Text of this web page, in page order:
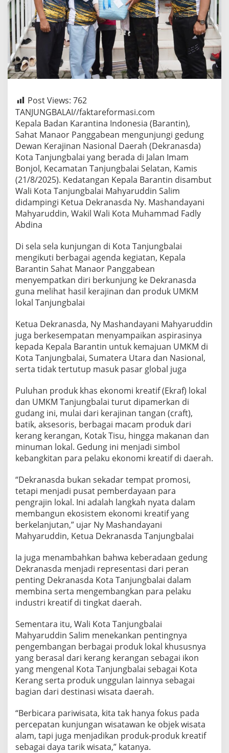
Post Views: 762
TANJUNGBALAI//faktareformasi.com
Kepala Badan Karantina Indonesia (Barantin),
Sahat Manaor Panggabean mengunjungi gedung
Dewan Kerajinan Nasional Daerah (Dekranasda)
Kota Tanjungbalai yang berada di Jalan Imam
Bonjol, Kecamatan Tanjungbalai Selatan, Kamis
(21/8/2025). Kedatangan Kepala Barantin disambut
Wali Kota Tanjungbalai Mahyaruddin Salim
didampingi Ketua Dekranasda Ny. Mashandayani
Mahyaruddin, Wakil Wali Kota Muhammad Fadly
Abdina
Di sela sela kunjungan di Kota Tanjungbalai
mengikuti berbagai agenda kegiatan, Kepala
Barantin Sahat Manaor Panggabean
menyempatkan diri berkunjung ke Dekranasda
guna melihat hasil kerajinan dan produk UMKM
lokal Tanjungbalai
Ketua Dekranasda, Ny Mashandayani Mahyaruddin
juga berkesempatan menyampaikan aspirasinya
kepada Kepala Barantin untuk kemajuan UMKM di
Kota Tanjungbalai, Sumatera Utara dan Nasional,
serta tidak tertutup masuk pasar global juga
Puluhan produk khas ekonomi kreatif (Ekraf) lokal
dan UMKM Tanjungbalai turut dipamerkan di
gudang ini, mulai dari kerajinan tangan (craft),
batik, aksesoris, berbagai macam produk dari
kerang kerangan, Kotak Tisu, hingga makanan dan
minuman lokal. Gedung ini menjadi simbol
kebangkitan para pelaku ekonomi kreatif di daerah.
“Dekranasda bukan sekadar tempat promosi,
tetapi menjadi pusat pemberdayaan para
pengrajin lokal. Ini adalah langkah nyata dalam
membangun ekosistem ekonomi kreatif yang
berkelanjutan,” ujar Ny Mashandayani
Mahyaruddin, Ketua Dekranasda Tanjungbalai
Ia juga menambahkan bahwa keberadaan gedung
Dekranasda menjadi representasi dari peran
penting Dekranasda Kota Tanjungbalai dalam
membina serta mengembangkan para pelaku
industri kreatif di tingkat daerah.
Sementara itu, Wali Kota Tanjungbalai
Mahyaruddin Salim menekankan pentingnya
pengembangan berbagai produk lokal khususnya
yang berasal dari kerang kerangan sebagai ikon
yang mengenal Kota Tanjungbalai sebagai Kota
Kerang serta produk unggulan lainnya sebagai
bagian dari destinasi wisata daerah.
“Berbicara pariwisata, kita tak hanya fokus pada
percepatan kunjungan wisatawan ke objek wisata
alam, tapi juga menjadikan produk-produk kreatif
sebagai daya tarik wisata,” katanya.